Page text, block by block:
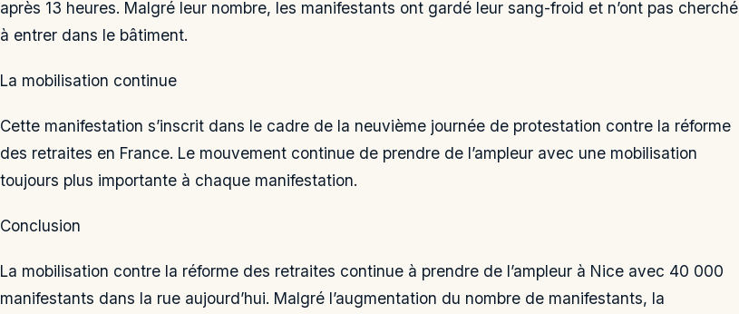
après 13 heures. Malgré leur nombre, les manifestants ont gardé leur sang-froid et n’ont pas cherché
à entrer dans le bâtiment.
La mobilisation continue
Cette manifestation s’inscrit dans le cadre de la neuvième journée de protestation contre la réforme
des retraites en France. Le mouvement continue de prendre de l’ampleur avec une mobilisation
toujours plus importante à chaque manifestation.
Conclusion
La mobilisation contre la réforme des retraites continue à prendre de l’ampleur à Nice avec 40 000
manifestants dans la rue aujourd’hui. Malgré l’augmentation du nombre de manifestants, la